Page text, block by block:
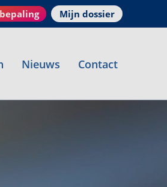
Mijn dossier
Nieuws Contact